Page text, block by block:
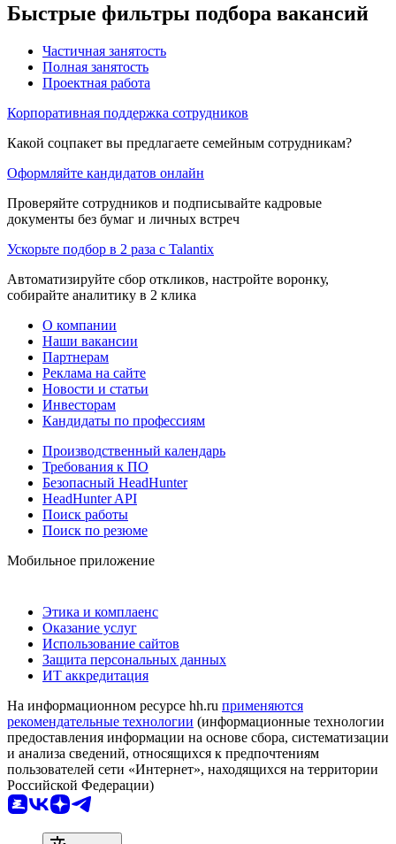
Быстрые фильтры подбора вакансий
Частичная занятость
Полная занятость
Проектная работа
Корпоративная поддержка сотрудников
Какой соцпакет вы предлагаете семейным сотрудникам?
Оформляйте кандидатов онлайн
Проверяйте сотрудников и подписывайте кадровые
документы без бумаг и личных встреч
Ускорьте подбор в 2 раза с Talantix
Автоматизируйте сбор откликов, настройте воронку,
собирайте аналитику в 2 клика
О компании
Наши вакансии
Партнерам
Реклама на сайте
Новости и статьи
Инвесторам
Кандидаты по профессиям
Производственный календарь
Требования к ПО
Безопасный HeadHunter
HeadHunter API
Поиск работы
Поиск по резюме
Мобильное приложение
Этика и комплаенс
Оказание услуг
Использование сайтов
Защита персональных данных
ИТ аккредитация
На информационном ресурсе hh.ru применяются
рекомендательные технологии (информационные технологии
предоставления информации на основе сбора, систематизации
и анализа сведений, относящихся к предпочтениям
пользователей сети «Интернет», находящихся на территории
Российской Федерации)